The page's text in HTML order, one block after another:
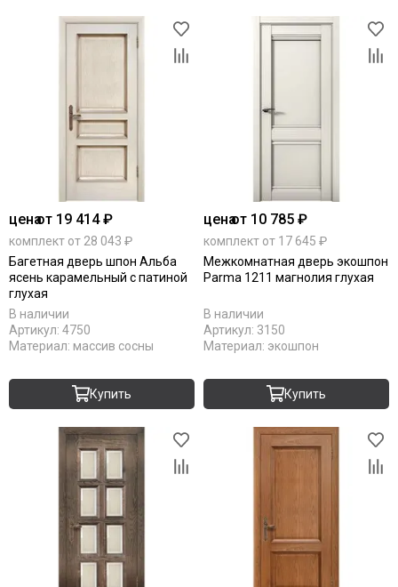
ценаот 19 414 ₽
комплект от 28 043 ₽
Багетная дверь шпон Альба
ясень карамельный с патиной
глухая
В наличии
Артикул: 4750
Материал: массив сосны
Купить
ценаот 10 785 ₽
комплект от 17 645 ₽
Межкомнатная дверь экошпон
Parma 1211 магнолия глухая
В наличии
Артикул: 3150
Материал: экошпон
Купить